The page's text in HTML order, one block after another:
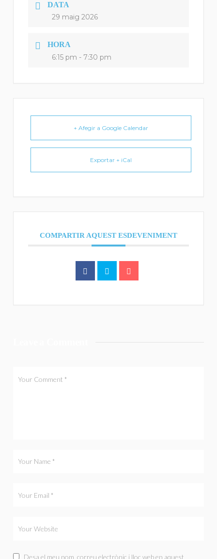
DATA
29 maig 2026
HORA
6:15 pm - 7:30 pm
+ Afegir a Google Calendar
Exportar + iCal
COMPARTIR AQUEST ESDEVENIMENT
Desa el meu nom, correu electrònic i lloc web en aquest